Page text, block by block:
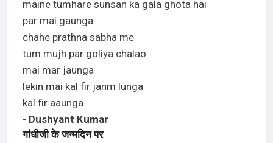
maine tumhare sunsan ka gala ghota hai
par mai gaunga
chahe prathna sabha me
tum mujh par goliya chalao
mai mar jaunga
lekin mai kal fir janm lunga
kal fir aaunga
- Dushyant Kumar
गांधीजी के जन्मदिन पर